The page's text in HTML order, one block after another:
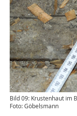
Bild 09: Krustenhaut im
Foto: Göbelsmann